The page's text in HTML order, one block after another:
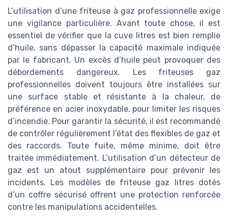
L’utilisation d’une friteuse à gaz professionnelle exige
une vigilance particulière. Avant toute chose, il est
essentiel de vérifier que la cuve litres est bien remplie
d’huile, sans dépasser la capacité maximale indiquée
par le fabricant. Un excès d’huile peut provoquer des
débordements dangereux. Les friteuses gaz
professionnelles doivent toujours être installées sur
une surface stable et résistante à la chaleur, de
préférence en acier inoxydable, pour limiter les risques
d’incendie. Pour garantir la sécurité, il est recommandé
de contrôler régulièrement l’état des flexibles de gaz et
des raccords. Toute fuite, même minime, doit être
traitée immédiatement. L’utilisation d’un détecteur de
gaz est un atout supplémentaire pour prévenir les
incidents. Les modèles de friteuse gaz litres dotés
d’un coffre sécurisé offrent une protection renforcée
contre les manipulations accidentelles.